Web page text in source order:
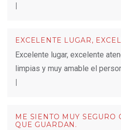
|
EXCELENTE LUGAR,
Excelente lugar, excelente
limpias y muy amable el
|
ME SIENTO MUY SEGURO
QUE GUARDAN.